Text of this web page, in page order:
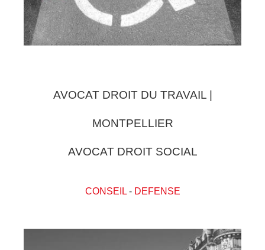
AVOCAT DROIT DU TRAVAIL |
MONTPELLIER
AVOCAT DROIT SOCIAL
CONSEIL- DEFENSE